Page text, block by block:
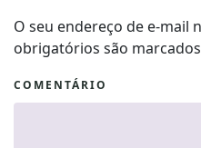
O seu endereço de e-mail
obrigatórios são
COMENTÁRIO